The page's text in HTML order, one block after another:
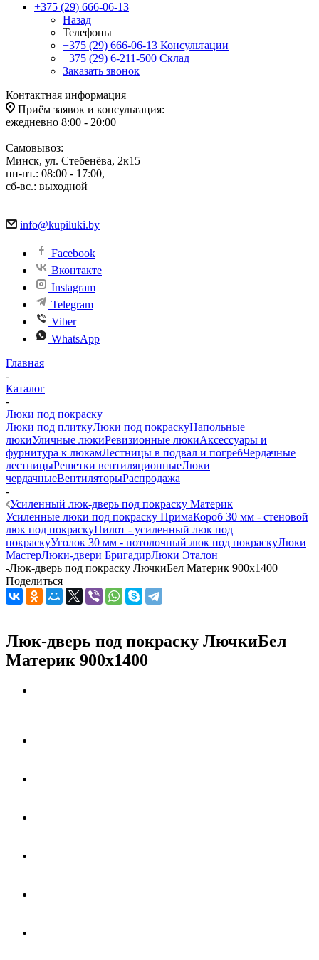
+375 (29) 666-06-13
Назад
Телефоны
+375 (29) 666-06-13 Консультации
+375 (29) 6-211-500 Склад
Заказать звонок
Контактная информация
Приём заявок и консультация:
ежедневно 8:00 - 20:00
Самовывоз:
Минск, ул. Стебенёва, 2к15
пн-пт.: 08:00 - 17:00,
сб-вс.: выходной
info@kupiluki.by
Facebook
Вконтакте
Instagram
Telegram
Viber
WhatsApp
Главная
-
Каталог
-
Люки под покраску
Люки под плиткуЛюки под покраскуНапольные
люкиУличные люкиРевизионные люкиАксессуары и
фурнитура к люкамЛестницы в подвал и погребЧердачные
лестницыРешетки вентиляционныеЛюки
чердачныеВентиляторыРаспродажа
-
Усиленный люк-дверь под покраску Материк
Усиленные люки под покраску ПримаКороб 30 мм - стеновой
люк под покраскуПилот - усиленный люк под
покраскуУголок 30 мм - потолочный люк под покраскуЛюки
МастерЛюки-двери БригадирЛюки Эталон
-Люк-дверь под покраску ЛючкиБел Материк 900х1400
Поделиться
Люк-дверь под покраску ЛючкиБел
Материк 900х1400